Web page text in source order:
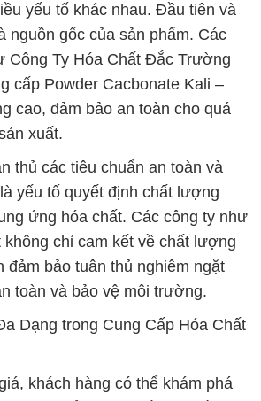
yếu tố khác nhau. Đầu tiên và
nguồn gốc của sản phẩm. Các
Công Ty Hóa Chất Đắc Trường
cấp Powder Cacbonate Kali –
cao, đảm bảo an toàn cho quá
xuất.
thủ các tiêu chuẩn an toàn và
yếu tố quyết định chất lượng
ứng hóa chất. Các công ty như
chỉ cam kết về chất lượng
đảm bảo tuân thủ nghiêm ngặt
toàn và bảo vệ môi trường.
Dạng trong Cung Cấp Hóa Chất
khách hàng có thể khám phá